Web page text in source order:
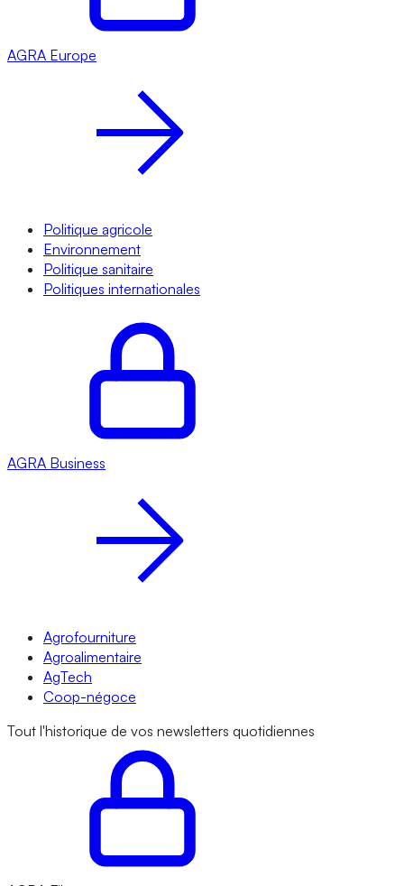
AGRA Europe
Politique agricole
Environnement
Politique sanitaire
Politiques internationales
AGRA Business
Agrofourniture
Agroalimentaire
AgTech
Coop-négoce
Tout l'historique de vos newsletters quotidiennes